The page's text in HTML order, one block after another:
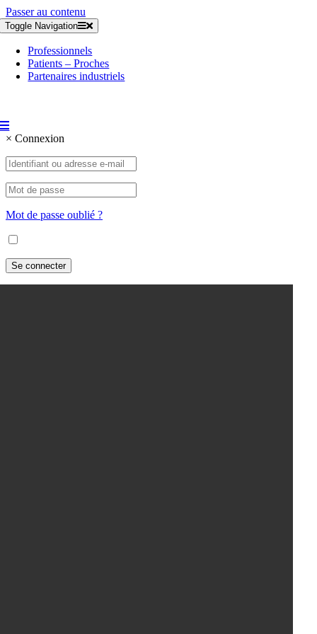
Passer au contenu
Toggle Navigation
Professionnels
Patients – Proches
Partenaires industriels
× Connexion
Mot de passe oublié ?